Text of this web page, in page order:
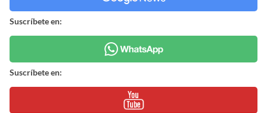
Suscríbete en:
Suscríbete en: